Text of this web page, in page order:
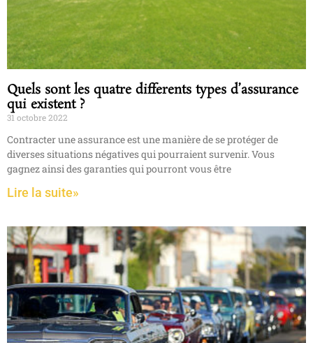
Quels sont les quatre differents types d’assurance
qui existent ?
31 octobre 2022
Contracter une assurance est une manière de se protéger de
diverses situations négatives qui pourraient survenir. Vous
gagnez ainsi des garanties qui pourront vous être
Lire la suite»